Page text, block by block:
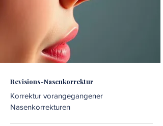
Revisions-Nasenkorrektur
Korrektur vorangegangener
Nasenkorrekturen